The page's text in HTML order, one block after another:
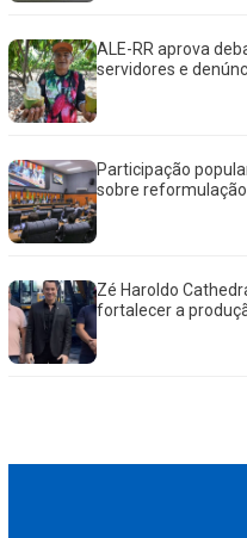
ALE-RR aprova
servidores e
Participação
sobre
Zé Haroldo
fortalecer a